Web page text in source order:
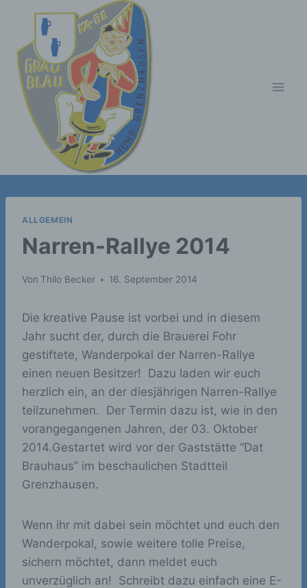
springen
ALLGEMEIN
Narren-Rallye 2014
Von Thilo Becker 16. September 2014
Die kreative Pause ist vorbei und in diesem
Jahr sucht der, durch die Brauerei Fohr
gestiftete, Wanderpokal der Narren-Rallye
einen neuen Besitzer! Dazu laden wir euch
herzlich ein, an der diesjährigen Narren-Rallye
teilzunehmen. Der Termin dazu ist, wie in den
vorangegangenen Jahren, der 03. Oktober
2014.Gestartet wird vor der Gaststätte “Dat
Brauhaus” im beschaulichen Stadtteil
Grenzhausen.
Wenn ihr mit dabei sein möchtet und euch den
Wanderpokal, sowie weitere tolle Preise,
sichern möchtet, dann meldet euch
unverzüglich an! Schreibt dazu einfach eine E-